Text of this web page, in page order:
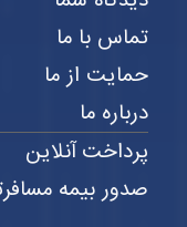
تماس با ما
حمایت از ما
درباره ما
پرداخت آنلاین
صدور بیمه